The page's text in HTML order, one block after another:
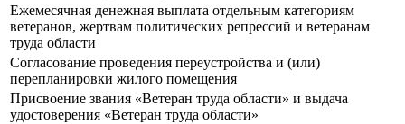
Ежемесячная денежная выплата отдельным категориям
ветеранов, жертвам политических репрессий и ветеранам
труда области
Согласование проведения переустройства и (или)
перепланировки жилого помещения
Присвоение звания «Ветеран труда области» и выдача
удостоверения «Ветеран труда области»